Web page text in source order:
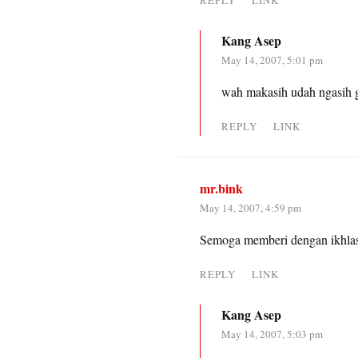
Kang Asep
May 14, 2007, 5:01 pm
wah makasih udah ngasih
REPLY LINK
mr.bink
May 14, 2007, 4:59 pm
Semoga memberi dengan
REPLY LINK
Kang Asep
May 14, 2007, 5:03 pm